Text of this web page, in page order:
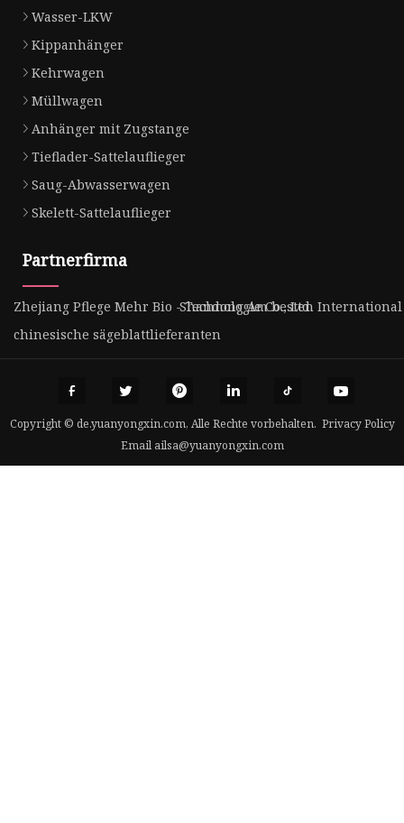
Wasser-LKW
Kippanhänger
Kehrwagen
Müllwagen
Anhänger mit Zugstange
Tieflader-Sattelauflieger
Saug-Abwasserwagen
Skelett-Sattelauflieger
Partnerfirma
Zhejiang Pflege Mehr Bio - Technologie Co., Ltd.
Shandong Am besten International
chinesische sägeblattlieferanten
Copyright © de.yuanyongxin.com, Alle Rechte vorbehalten. Privacy Policy
Email ailsa@yuanyongxin.com